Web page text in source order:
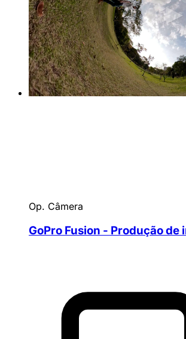
Op. Câmera
GoPro Fusion - Produção de